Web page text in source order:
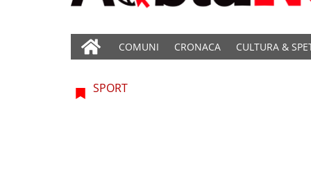
COMUNI CRONACA CULTURA &
SPORT